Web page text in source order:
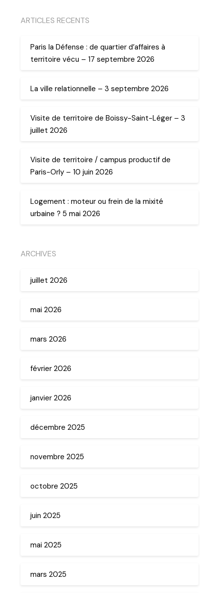
ARTICLES RECENTS
Paris la Défense : de quartier d’affaires à
territoire vécu – 17 septembre 2026
La ville relationnelle – 3 septembre 2026
Visite de territoire de Boissy-Saint-Léger – 3
juillet 2026
Visite de territoire / campus productif de
Paris-Orly – 10 juin 2026
Logement : moteur ou frein de la mixité
urbaine ? 5 mai 2026
ARCHIVES
juillet 2026
mai 2026
mars 2026
février 2026
janvier 2026
décembre 2025
novembre 2025
octobre 2025
juin 2025
mai 2025
mars 2025